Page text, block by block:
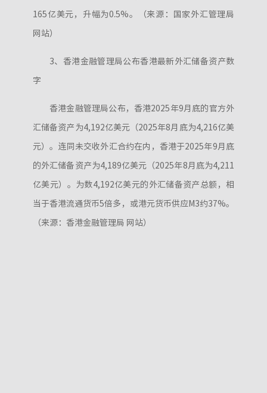
165亿美元，升幅为0.5%。（来源：国家外汇管理局
网站）
3、香港金融管理局公布香港最新外汇储备资产数
字
香港金融管理局公布，香港2025年9月底的官方外
汇储备资产为4,192亿美元（2025年8月底为4,216亿美
元）。连同未交收外汇合约在内，香港于2025年9月底
的外汇储备资产为4,189亿美元（2025年8月底为4,211
亿美元）。为数4,192亿美元的外汇储备资产总额，相
当于香港流通货币5倍多，或港元货币供应M3约37%。
（来源：香港金融管理局 网站）